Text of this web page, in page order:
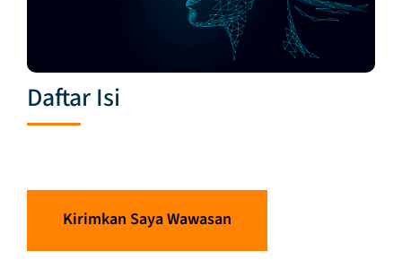
Daftar Isi
Kirimkan Saya Wawasan